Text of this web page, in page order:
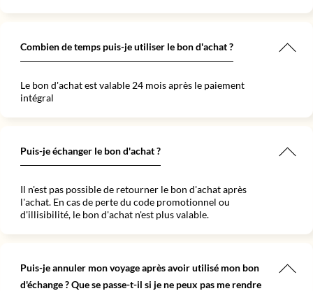
Combien de temps puis-je utiliser le bon d'achat ?
Le bon d'achat est valable 24 mois après le paiement
intégral
Puis-je échanger le bon d'achat ?
Il n'est pas possible de retourner le bon d'achat après
l'achat. En cas de perte du code promotionnel ou
d'illisibilité, le bon d'achat n'est plus valable.
Puis-je annuler mon voyage après avoir utilisé mon bon
d'échange ? Que se passe-t-il si je ne peux pas me rendre